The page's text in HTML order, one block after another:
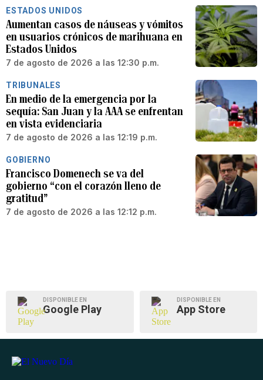
ESTADOS UNIDOS
Aumentan casos de náuseas y vómitos
en usuarios crónicos de marihuana en
Estados Unidos
7 de agosto de 2026 a las 12:30 p.m.
TRIBUNALES
En medio de la emergencia por la
sequía: San Juan y la AAA se enfrentan
en vista evidenciaria
7 de agosto de 2026 a las 12:19 p.m.
GOBIERNO
Francisco Domenech se va del
gobierno “con el corazón lleno de
gratitud”
7 de agosto de 2026 a las 12:12 p.m.
DISPONIBLE EN
Google Play
DISPONIBLE EN
App Store